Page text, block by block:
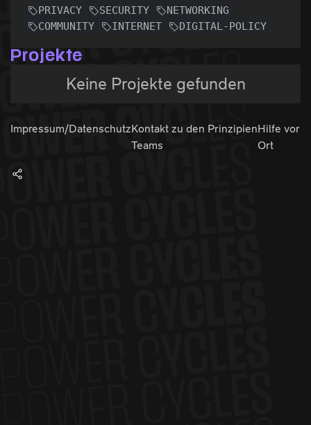
PRIVACY SECURITY
NETWORKING
COMMUNITY
INTERNET DIGITAL-POLICY
Projekte
Keine Projekte gefunden
Impressum/DatenschutzKontakt zu den
Teams
PrinzipienHilfe vor
Ort